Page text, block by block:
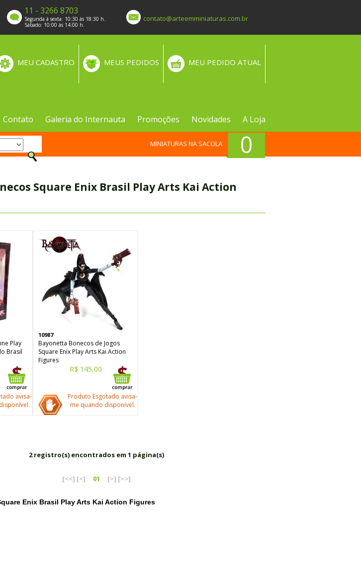
11 - 3266 8703
Segunda à sexta: 10:30 às 18:30 h.
Sábado: 10:00 às 14:00 h.
contato@arteemminiaturas.com.br
MEU PEDIDO ATUAL
MEUS PEDIDOS
MEU CADASTRO
Contato Galeria do Internauta Promoções Novidades A Loja
0
MINIATURAS NA SACOLA
Square Enix Brasil Play Arts Kai Action
Play
Brasil
avisa-
10987
Bayonetta Bonecos de Jogos
Square Enix Play Arts Kai Action
Figures
R$ 145,00
Produto Esgotado avisa-
me quando disponível.
2 registro(s) encontrados em 1 página(s)
[<<] [<] 01 [>] [>>]
Enix Brasil Play Arts Kai Action Figures